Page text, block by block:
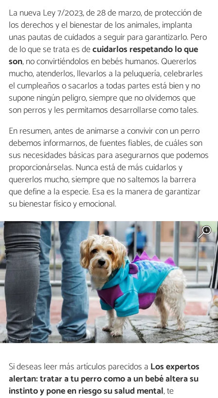
La nueva Ley 7/2023, de 28 de marzo, de protección de
los derechos y el bienestar de los animales, implanta
unas pautas de cuidados a seguir para garantizarlo. Pero
de lo que se trata es decuidarlos respetando lo que
son, no convirtiéndolos en bebés humanos. Quererlos
mucho, atenderlos, llevarlos a la peluquería, celebrarles
el cumpleaños o sacarlos a todas partes está bien y no
supone ningún peligro, siempre que no olvidemos que
son perros y les permitamos desarrollarse como tales.
En resumen, antes de animarse a convivir con un perro
debemos informarnos, de fuentes fiables, de cuáles son
sus necesidades básicas para asegurarnos que podemos
proporcionárselas. Nunca está de más cuidarlos y
quererlos mucho, siempre que no saltemos la barrera
que define a la especie. Esa es la manera de garantizar
su bienestar físico y emocional.
Si deseas leer más artículos parecidos a Los expertos
alertan: tratar a tu perro como a un bebé altera su
instinto y pone en riesgo su salud mental, te